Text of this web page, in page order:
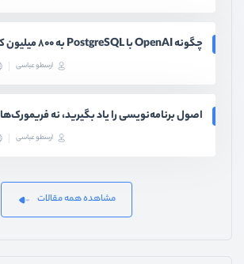
چگونه OpenAI با PostgreSQL به ۸۰۰ میلیون کاربر رسید؟
ارسطو عباسی
اصول برنامه‌نویسی را یاد بگیرید، نه فریمورک‌ها
ارسطو عباسی
مشاهده همه مقالات